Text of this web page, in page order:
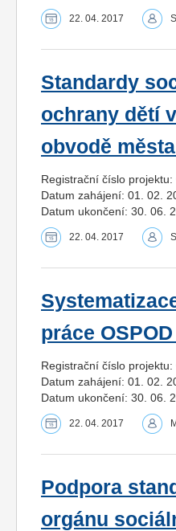
22. 04. 2017
Standardy
ochrany dětí
obvodě
Registrační číslo
Datum zahájení: 01. 02.
Datum ukončení: 30. 06.
22. 04. 2017
práce
Registrační číslo
Datum zahájení: 01. 02.
Datum ukončení: 30. 06.
22. 04. 2017
Podpora
orgánu